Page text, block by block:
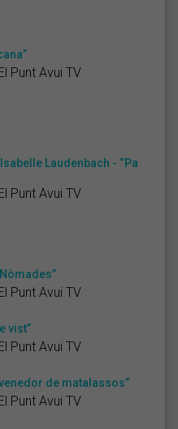
Punt Avui TV
Laudenbach - “Pa
Punt Avui TV
Punt Avui TV
vist”
Punt Avui TV
de matalassos”
Punt Avui TV